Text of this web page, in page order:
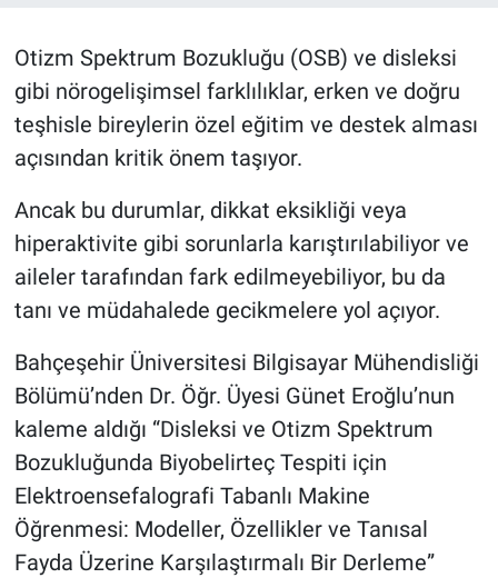
Otizm Spektrum Bozukluğu (OSB) ve disleksi
gibi nörogelişimsel farklılıklar, erken ve doğru
teşhisle bireylerin özel eğitim ve destek alması
açısından kritik önem taşıyor.
Ancak bu durumlar, dikkat eksikliği veya
hiperaktivite gibi sorunlarla karıştırılabiliyor ve
aileler tarafından fark edilmeyebiliyor, bu da
tanı ve müdahalede gecikmelere yol açıyor.
Bahçeşehir Üniversitesi Bilgisayar Mühendisliği
Bölümü’nden Dr. Öğr. Üyesi Günet Eroğlu’nun
kaleme aldığı “Disleksi ve Otizm Spektrum
Bozukluğunda Biyobelirteç Tespiti için
Elektroensefalografi Tabanlı Makine
Öğrenmesi: Modeller, Özellikler ve Tanısal
Fayda Üzerine Karşılaştırmalı Bir Derleme”
EĞİTİM
BİLİM VE TEKNOLOJİ
Güvenlik
Bölge